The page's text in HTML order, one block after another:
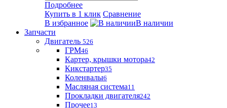
Подробнее
Купить в 1 клик Сравнение
В избранное
В наличии
Запчасти
Двигатель 526
ГРМ46
Картер, крышки мотора42
Кикстартер35
Коленвалы6
Масляная система11
Прокладки двигателя242
Прочее13